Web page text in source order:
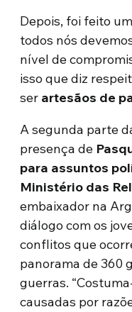
Depois, foi feito
todos nós
nível de
isso que diz
ser artesãos de
A segunda parte
presença de
para assuntos
Ministério das
embaixador na
diálogo com os
conflitos que
panorama de 360
guerras.
causadas por